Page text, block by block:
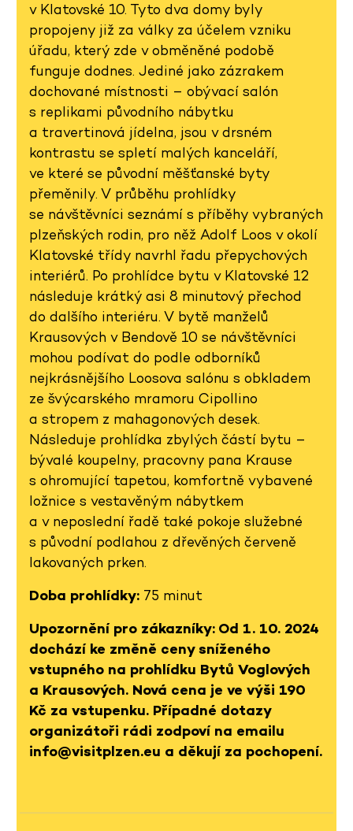
v Klatovské 10. Tyto dva domy byly
propojeny již za války za účelem vzniku
úřadu, který zde v obměněné podobě
funguje dodnes. Jediné jako zázrakem
dochované místnosti – obývací salón
s replikami původního nábytku
a travertinová jídelna, jsou v drsném
kontrastu se spletí malých kanceláří,
ve které se původní měšťanské byty
přeměnily. V průběhu prohlídky
se návštěvníci seznámí s příběhy vybraných
plzeňských rodin, pro něž Adolf Loos v okolí
Klatovské třídy navrhl řadu přepychových
interiérů. Po prohlídce bytu v Klatovské 12
následuje krátký asi 8 minutový přechod
do dalšího interiéru. V bytě manželů
Krausových v Bendově 10 se návštěvníci
mohou podívat do podle odborníků
nejkrásnějšího Loosova salónu s obkladem
ze švýcarského mramoru Cipollino
a stropem z mahagonových desek.
Následuje prohlídka zbylých částí bytu –
bývalé koupelny, pracovny pana Krause
s ohromující tapetou, komfortně vybavené
ložnice s vestavěným nábytkem
a v neposlední řadě také pokoje služebné
s původní podlahou z dřevěných červeně
lakovaných prken.
Doba prohlídky: 75 minut
Upozornění pro zákazníky: Od 1. 10. 2024
dochází ke změně ceny sníženého
vstupného na prohlídku Bytů Voglových
a Krausových. Nová cena je ve výši 190
Kč za vstupenku. Případné dotazy
organizátoři rádi zodpoví na emailu
info@visitplzen.eu a děkují za pochopení.